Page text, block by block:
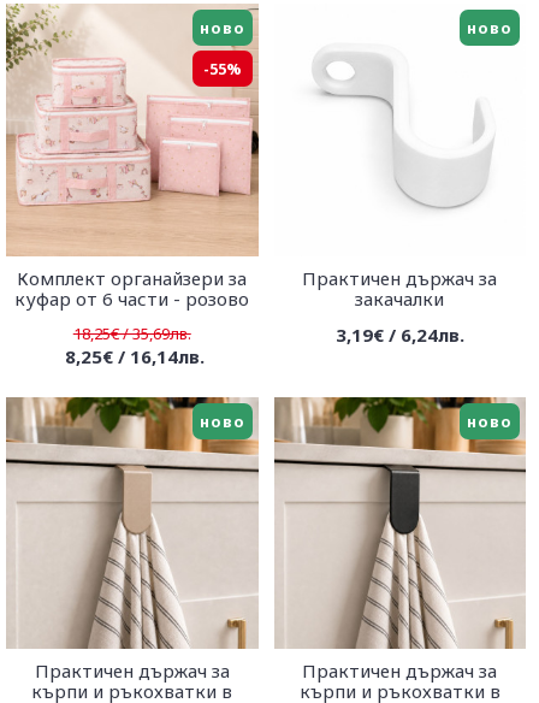
ново
-55%
Комплект органайзери за
куфар от 6 части - розово
18,25€ / 35,69лв.
8,25€ / 16,14лв.
ново
Практичен държач за
закачалки
3,19€ / 6,24лв.
ново
Практичен държач за
кърпи и ръкохватки в
ново
Практичен държач за
кърпи и ръкохватки в